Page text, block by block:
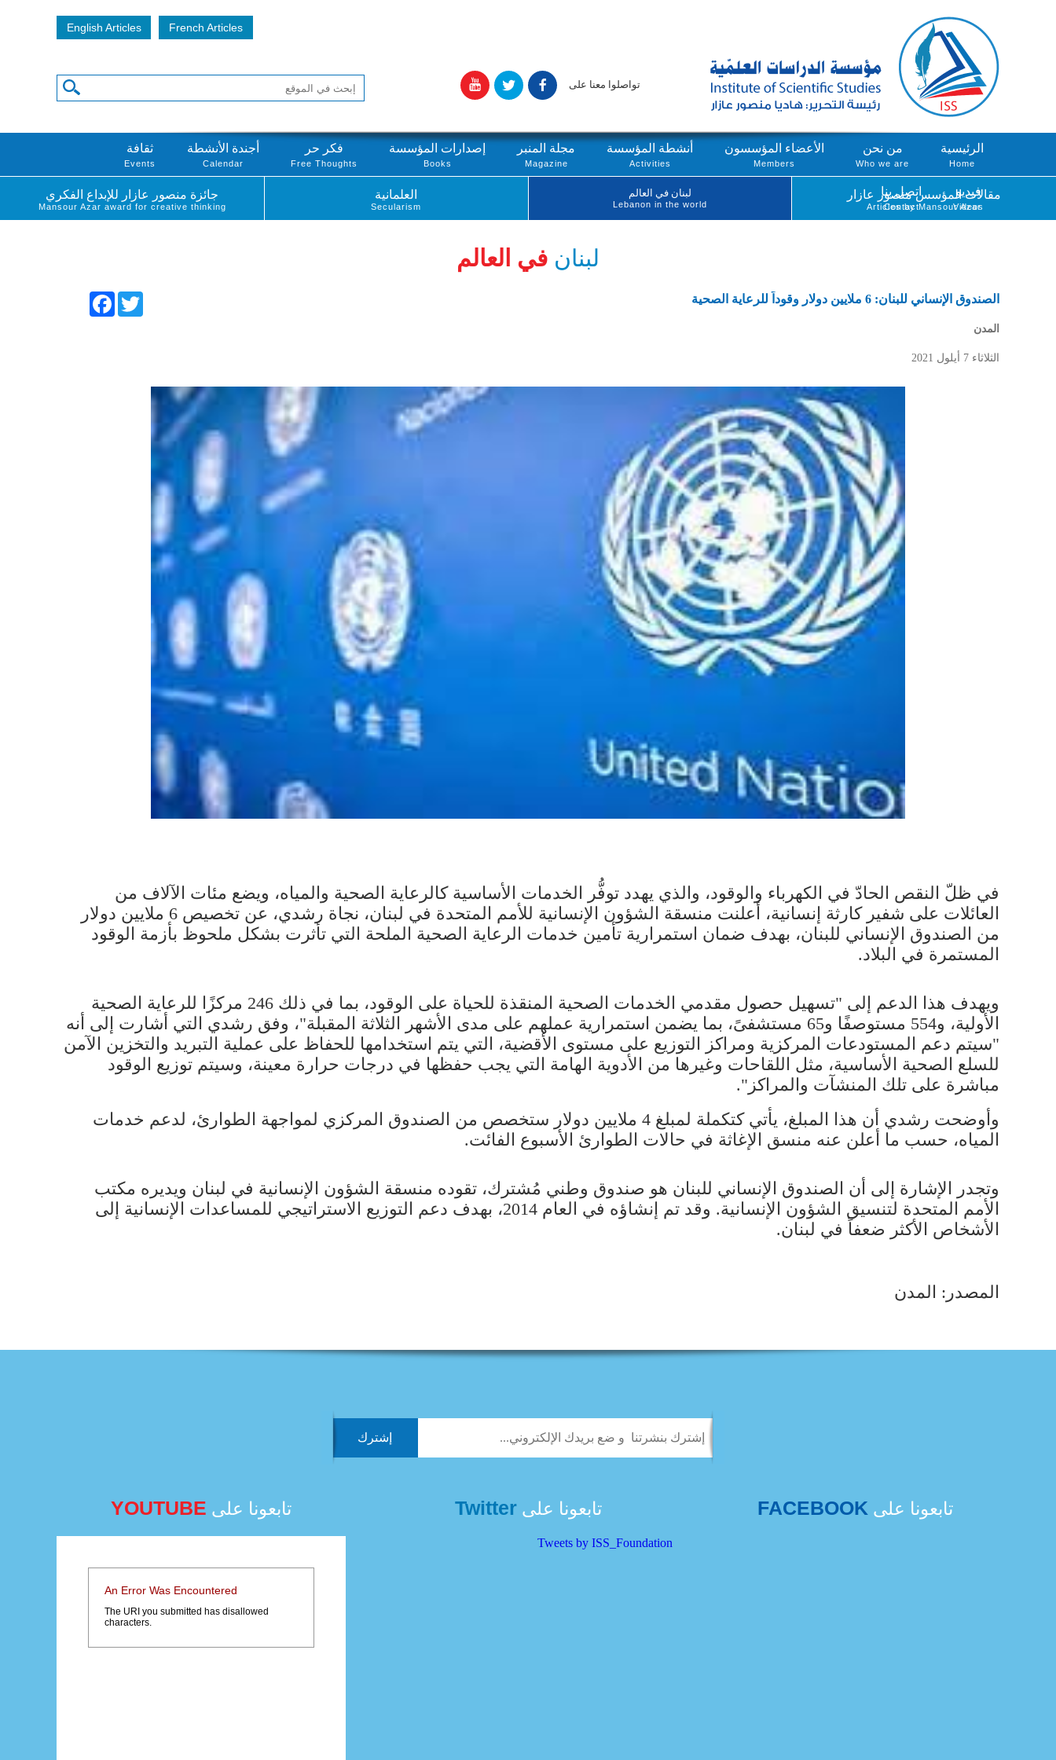
English Articles French Articles
تواصلوا معنا على
الرئيسية
Home
من نحن
Who we are
الأعضاء المؤسسون
Members
أنشطة المؤسسة
Activities
مجلة المنبر
Magazine
إصدارات المؤسسة
Books
فكر حر
Free Thoughts
أجندة الأنشطة
Calendar
ثقافة
Events
فيديو
Videos
اتصل بنا
Contact
مقالات المؤسس منصور عازار
Articles by Mansour Azar
لبنان في العالم
Lebanon in the world
العلمانية
Secularism
جائزة منصور عازار للإبداع الفكري
Mansour Azar award for creative thinking
لبنان في العالم
FacebookTwitter الصندوق الإنساني للبنان: 6 ملايين دولار وقوداً للرعاية الصحية
المدن
الثلاثاء 7 أيلول 2021
في ظلّ النقص الحادّ في الكهرباء والوقود، والذي يهدد توفُّر الخدمات الأساسية كالرعاية الصحية والمياه، ويضع مئات الآلاف من
العائلات على شفير كارثة إنسانية، أعلنت منسقة الشؤون الإنسانية للأمم المتحدة في لبنان، نجاة رشدي، عن تخصيص 6 ملايين دولار
من الصندوق الإنساني للبنان، بهدف ضمان استمرارية تأمين خدمات الرعاية الصحية الملحة التي تأثرت بشكل ملحوظ بأزمة الوقود
المستمرة في البلاد.
ويهدف هذا الدعم إلى "تسهيل حصول مقدمي الخدمات الصحية المنقذة للحياة على الوقود، بما في ذلك 246 مركزًا للرعاية الصحية
الأولية، و554 مستوصفًا و65 مستشفىً، بما يضمن استمرارية عملهم على مدى الأشهر الثلاثة المقبلة"، وفق رشدي التي أشارت إلى أنه
"سيتم دعم المستودعات المركزية ومراكز التوزيع على مستوى الأقضية، التي يتم استخدامها للحفاظ على عملية التبريد والتخزين الآمن
للسلع الصحية الأساسية، مثل اللقاحات وغيرها من الأدوية الهامة التي يجب حفظها في درجات حرارة معينة، وسيتم توزيع الوقود
مباشرة على تلك المنشآت والمراكز".
وأوضحت رشدي أن هذا المبلغ، يأتي كتكملة لمبلغ 4 ملايين دولار ستخصص من الصندوق المركزي لمواجهة الطوارئ، لدعم خدمات
المياه، حسب ما أعلن عنه منسق الإغاثة في حالات الطوارئ الأسبوع الفائت.
وتجدر الإشارة إلى أن الصندوق الإنساني للبنان هو صندوق وطني مُشترك، تقوده منسقة الشؤون الإنسانية في لبنان ويديره مكتب
الأمم المتحدة لتنسيق الشؤون الإنسانية. وقد تم إنشاؤه في العام 2014، بهدف دعم التوزيع الاستراتيجي للمساعدات الإنسانية إلى
الأشخاص الأكثر ضعفاً في لبنان.
المصدر: المدن
تابعونا على FACEBOOK تابعونا علىTwitter
Tweets by ISS_Foundation
تابعونا على YOUTUBE